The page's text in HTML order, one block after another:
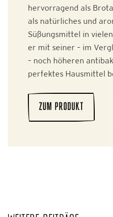
hervorragend als
als natürliches und
Süßungsmittel in
er mit seiner – im
– noch höheren
perfektes Hausmittel
ZUM PRODUKT